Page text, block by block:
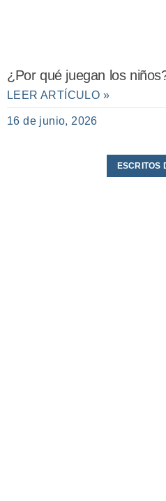
¿Por qué juegan los
LEER ARTÍCULO »
16 de junio, 2026
ESCRITOS